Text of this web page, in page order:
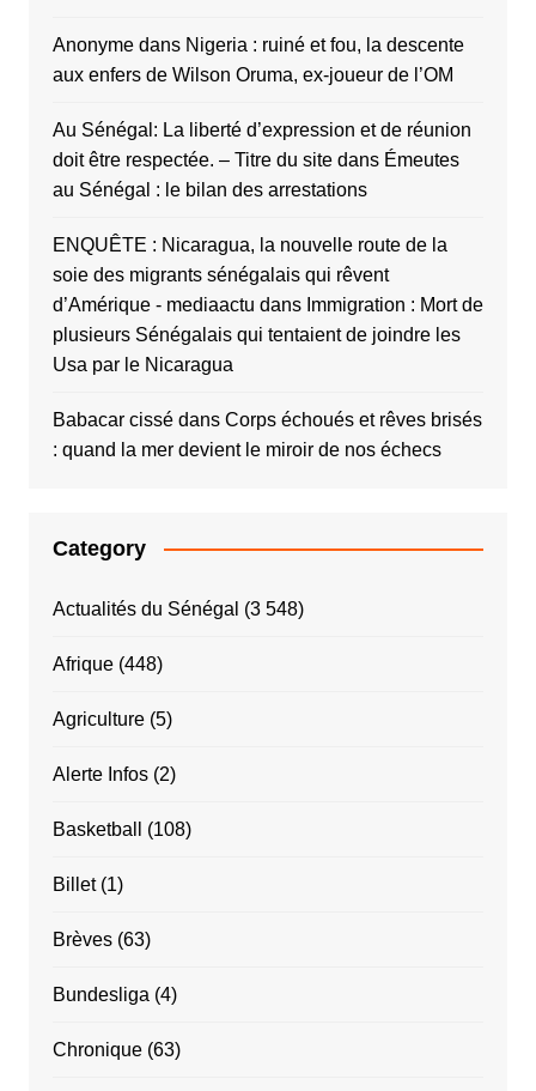
Anonymedans Nigeria : ruiné et fou, la descente
aux enfers de Wilson Oruma, ex-joueur de l’OM
Au Sénégal: La liberté d’expression et de réunion
doit être respectée. – Titre du sitedans Émeutes
au Sénégal : le bilan des arrestations
ENQUÊTE : Nicaragua, la nouvelle route de la
soie des migrants sénégalais qui rêvent
d’Amérique - mediaactu dans Immigration : Mort de
plusieurs Sénégalais qui tentaient de joindre les
Usa par le Nicaragua
Babacar cissédans Corps échoués et rêves brisés
: quand la mer devient le miroir de nos échecs
Category
Actualités du Sénégal (3 548)
Afrique(448)
Agriculture(5)
Alerte Infos(2)
Basketball (108)
Billet(1)
Brèves(63)
Bundesliga (4)
Chronique(63)